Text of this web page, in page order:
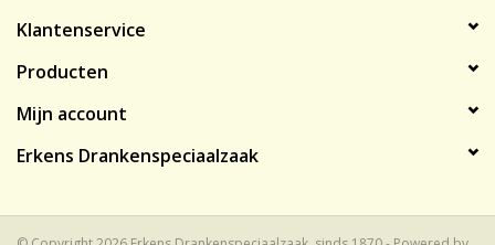
Klantenservice
Producten
Mijn account
Erkens Drankenspeciaalzaak